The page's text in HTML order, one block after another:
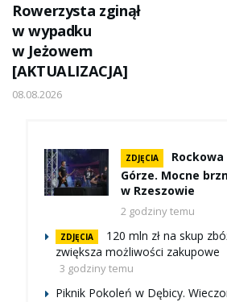
Rowerzysta zginął
w wypadku
w Jeżowem
[AKTUALIZACJA]
08.08.2026
ZDJĘCIA
Górze. Mocne
w Rzeszowie
2 godziny temu
ZDJĘCIA
120 mln zł na skup
zwiększa możliwości zakupowe
3 godziny temu
Piknik Pokoleń w Dębicy.